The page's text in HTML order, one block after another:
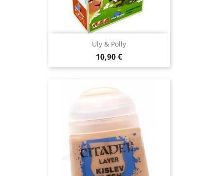
Uly & Polly
Prix
10,90 €